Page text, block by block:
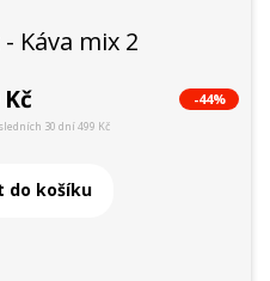
Káva mix 2
-44%
30 dní 499 Kč
do košíku